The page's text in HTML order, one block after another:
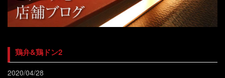
鶏弁&鶏ドン2
2020/04/28